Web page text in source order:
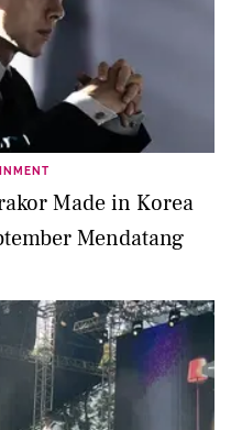
Made in Korea
Mendatang